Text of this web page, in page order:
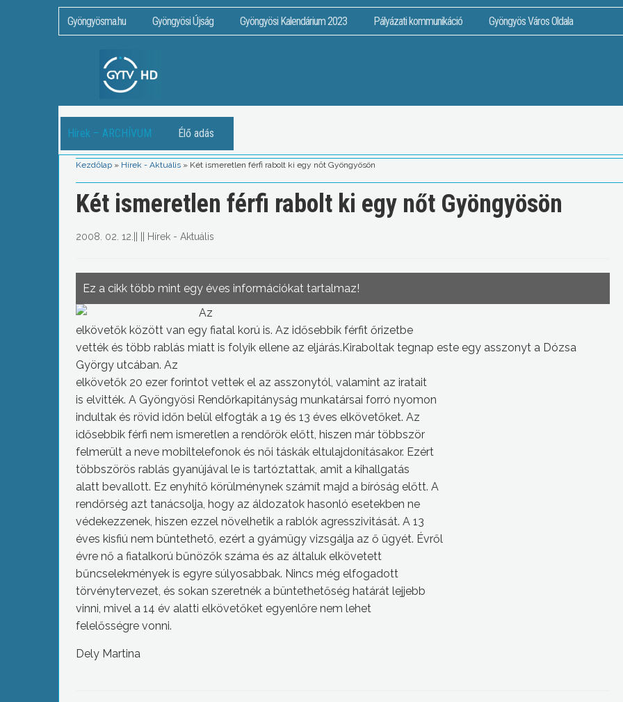
Gyöngyösma.hu Gyöngyösi Újság Gyöngyösi Kalendárium 2023 Pályázati kommunikáció Gyöngyös Város Oldala
Hírek – ARCHÍVUM Élő adás
Kezdőlap » Hírek - Aktuális » Két ismeretlen férfi rabolt ki egy nőt Gyöngyösön
Két ismeretlen férfi rabolt ki egy nőt Gyöngyösön
2008. 02. 12. Hírek - Aktuális
Ez a cikk több mint egy éves információkat tartalmaz!
Az
elkövetők között van egy fiatal korú is. Az idősebbik férfit őrizetbe
vették és több rablás miatt is folyik ellene az eljárás.Kiraboltak tegnap este egy asszonyt a Dózsa
György utcában. Az
elkövetők 20 ezer forintot vettek el az asszonytól, valamint az iratait
is elvitték. A Gyöngyösi Rendőrkapitányság munkatársai forró nyomon
indultak és rövid időn belül elfogták a 19 és 13 éves elkövetőket. Az
idősebbik férfi nem ismeretlen a rendőrök előtt, hiszen már többször
felmerült a neve mobiltelefonok és női táskák eltulajdonításakor. Ezért
többszörös rablás gyanújával le is tartóztattak, amit a kihallgatás
alatt bevallott. Ez enyhítő körülménynek számít majd a bíróság előtt. A
rendőrség azt tanácsolja, hogy az áldozatok hasonló esetekben ne
védekezzenek, hiszen ezzel növelhetik a rablók agresszivitását. A 13
éves kisfiú nem büntethető, ezért a gyámügy vizsgálja az ő ügyét. Évről
évre nő a fiatalkorú bűnözők száma és az általuk elkövetett
bűncselekmények is egyre súlyosabbak. Nincs még elfogadott
törvénytervezet, és sokan szeretnék a büntethetőség határát lejjebb
vinni, mivel a 14 év alatti elkövetőket egyenlőre nem lehet
felelősségre vonni.
Dely Martina